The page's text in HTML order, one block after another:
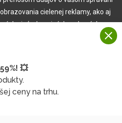
💥
ceny na trhu.
cielenej reklamy, ako aj
sieťach na iných webových
používame niekoľko kategórií